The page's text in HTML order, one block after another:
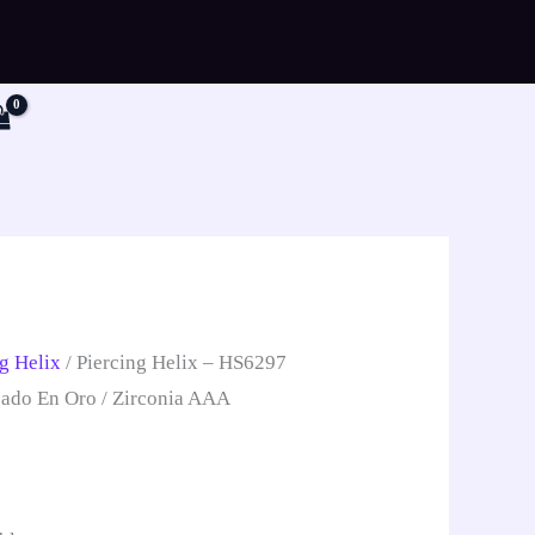
Helix / Piercing Helix – HS6297
En Oro / Zirconia AAA